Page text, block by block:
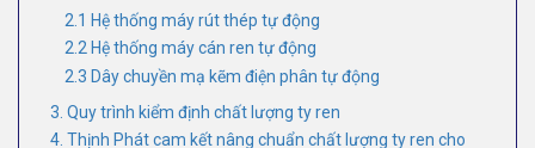
2.1 Hệ thống máy rút thép tự động
2.2 Hệ thống máy cán ren tự động
2.3 Dây chuyền mạ kẽm điện phân tự động
3. Quy trình kiểm định chất lượng ty ren
4. Thịnh Phát cam kết nâng chuẩn chất lượng ty ren cho